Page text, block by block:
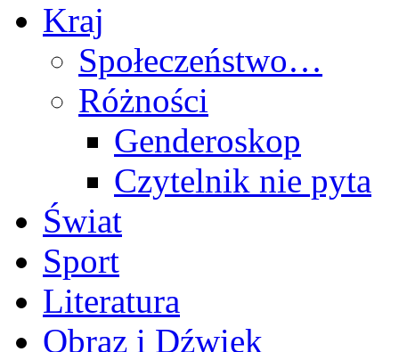
Kraj
Społeczeństwo…
Różności
Genderoskop
Czytelnik nie pyta
Świat
Sport
Literatura
Obraz i Dźwięk